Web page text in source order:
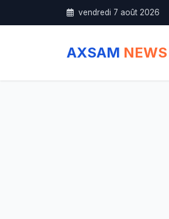
vendredi 7 août 2026
AXSAM NEWS